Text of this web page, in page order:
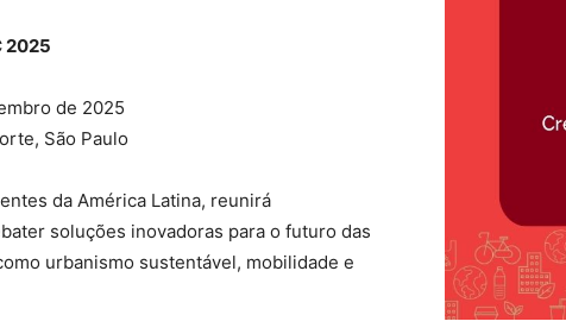
2025
de 2025
São Paulo
da América Latina, reunirá
soluções inovadoras para o futuro das
urbanismo sustentável, mobilidade e